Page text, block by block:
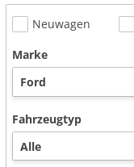
Neuwagen
Marke
Fahrzeugtyp